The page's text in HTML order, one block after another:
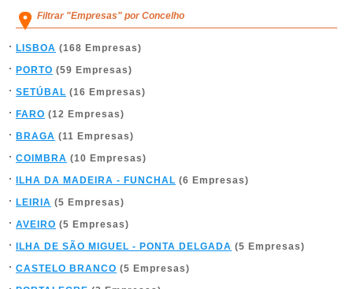
Filtrar "Empresas" por Concelho
LISBOA (168 Empresas)
PORTO (59 Empresas)
SETÚBAL (16 Empresas)
FARO (12 Empresas)
BRAGA (11 Empresas)
COIMBRA (10 Empresas)
ILHA DA MADEIRA - FUNCHAL (6 Empresas)
LEIRIA (5 Empresas)
AVEIRO (5 Empresas)
ILHA DE SÃO MIGUEL - PONTA DELGADA (5 Empresas)
CASTELO BRANCO (5 Empresas)